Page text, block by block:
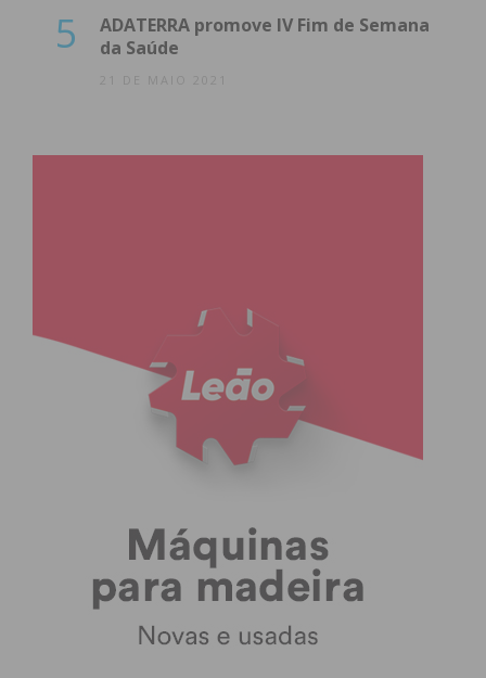
5
ADATERRA promove IV Fim de Semana
da Saúde
21 DE MAIO 2021